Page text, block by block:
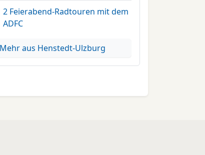
2 Feierabend-Radtouren mit dem
ADFC
Mehr aus Henstedt-Ulzburg